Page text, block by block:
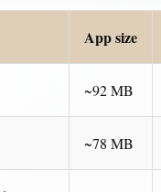
App size
~92 MB
~78 MB